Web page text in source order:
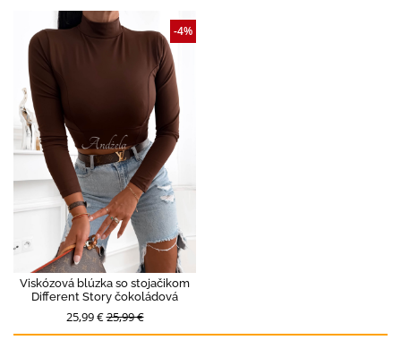
Viskózová blúzka so stojačikom
Different Story čokoládová
25,99 €25,99 €
-4%